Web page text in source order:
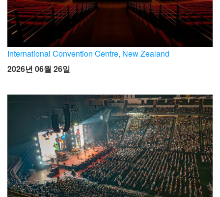
International Convention Centre, New Zealand
2026년 06월 26일